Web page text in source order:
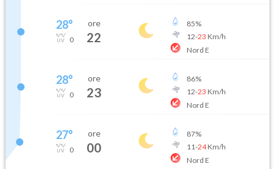
28°
0
ore
22
85%
12-23 Km/h
Nord E
28°
0
ore
23
86%
12-23 Km/h
Nord E
27°
0
ore
00
87%
11-24Km/h
Nord E